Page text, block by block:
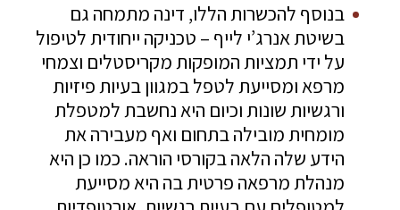
בנוסף להכשרות הללו, דינה מתמחה גם
בשיטת אנרג’י לייף – טכניקה ייחודית לטיפול
על ידי תמציות המופקות מקריסטלים וצמחי
מרפא ומסייעת לטפל במגוון בעיות פיזיות
ורגשיות שונות וכיום היא נחשבת למטפלת
מומחית מובילה בתחום ואף מעבירה את
הידע שלה הלאה בקורסי הוראה. כמו כן היא
מנהלת מרפאה פרטית בה היא מסייעת